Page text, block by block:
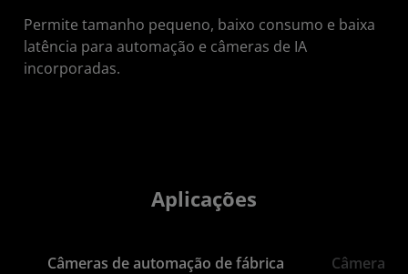
Permite tamanho pequeno, baixo consumo e baixa
latência para automação e câmeras de IA
incorporadas.
Aplicações
Câmeras de automação de fábrica Câmeras